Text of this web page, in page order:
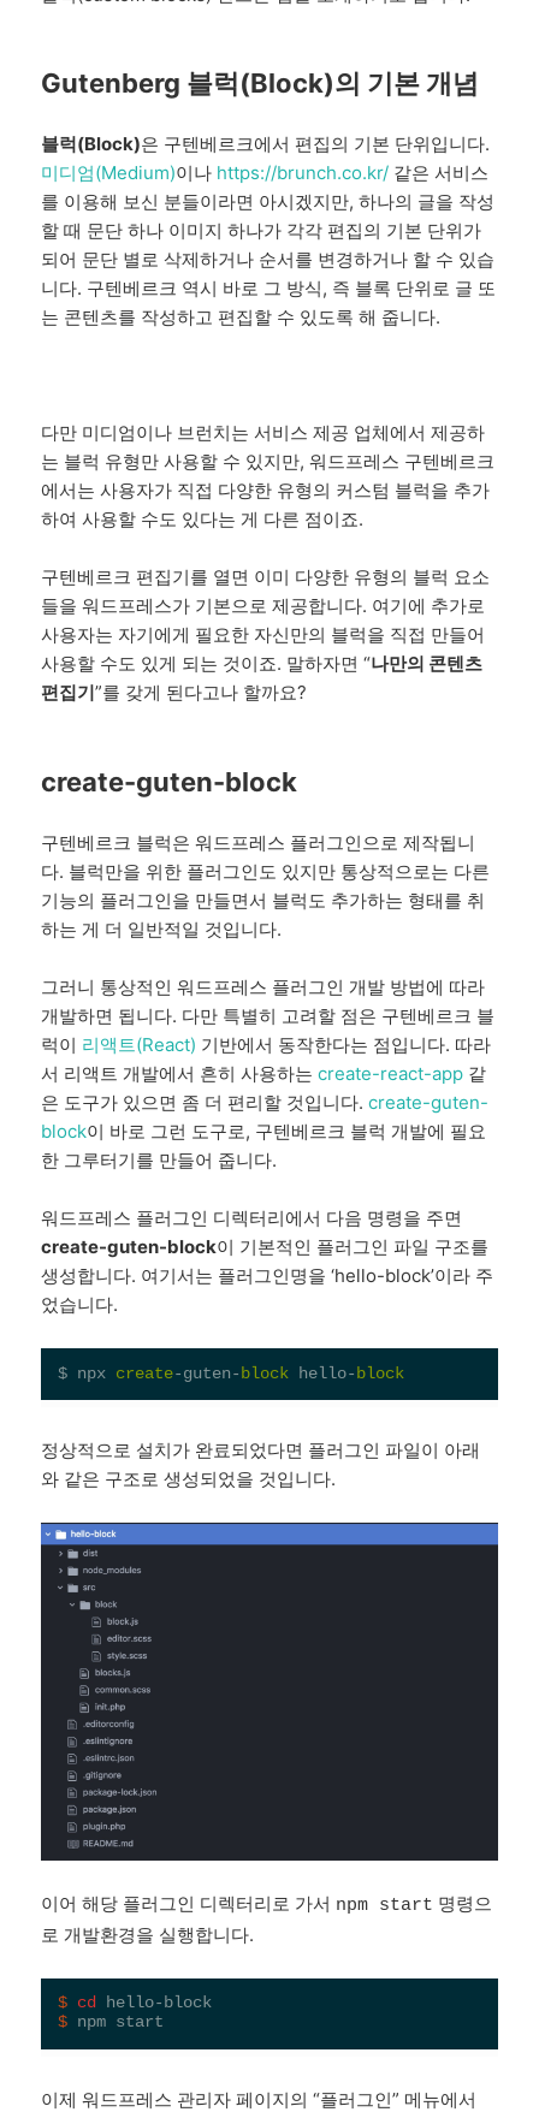
Gutenberg 블럭(Block)의 기본 개념
블럭(Block)은 구텐베르크에서 편집의 기본 단위입니다.
미디엄(Medium)이나 https://brunch.co.kr/ 같은 서비스
를 이용해 보신 분들이라면 아시겠지만, 하나의 글을 작성
할 때 문단 하나 이미지 하나가 각각 편집의 기본 단위가
되어 문단 별로 삭제하거나 순서를 변경하거나 할 수 있습
니다. 구텐베르크 역시 바로 그 방식, 즉 블록 단위로 글 또
는 콘텐츠를 작성하고 편집할 수 있도록 해 줍니다.
다만 미디엄이나 브런치는 서비스 제공 업체에서 제공하
는 블럭 유형만 사용할 수 있지만, 워드프레스 구텐베르크
에서는 사용자가 직접 다양한 유형의 커스텀 블럭을 추가
하여 사용할 수도 있다는 게 다른 점이죠.
구텐베르크 편집기를 열면 이미 다양한 유형의 블럭 요소
들을 워드프레스가 기본으로 제공합니다. 여기에 추가로
사용자는 자기에게 필요한 자신만의 블럭을 직접 만들어
사용할 수도 있게 되는 것이죠. 말하자면 “나만의 콘텐츠
편집기”를 갖게 된다고나 할까요?
create-guten-block
구텐베르크 블럭은 워드프레스 플러그인으로 제작됩니
다. 블럭만을 위한 플러그인도 있지만 통상적으로는 다른
기능의 플러그인을 만들면서 블럭도 추가하는 형태를 취
하는 게 더 일반적일 것입니다.
그러니 통상적인 워드프레스 플러그인 개발 방법에 따라
개발하면 됩니다. 다만 특별히 고려할 점은 구텐베르크 블
럭이 리액트(React) 기반에서 동작한다는 점입니다. 따라
서 리액트 개발에서 흔히 사용하는create-react-app 같
은 도구가 있으면 좀 더 편리할 것입니다.create-guten-
block이 바로 그런 도구로, 구텐베르크 블럭 개발에 필요
한 그루터기를 만들어 줍니다.
워드프레스 플러그인 디렉터리에서 다음 명령을 주면
create-guten-block이 기본적인 플러그인 파일 구조를
생성합니다. 여기서는 플러그인명을 ‘hello-block’이라 주
었습니다.
$ npx create-guten- block hello- block
정상적으로 설치가 완료되었다면 플러그인 파일이 아래
와 같은 구조로 생성되었을 것입니다.
이어 해당 플러그인 디렉터리로 가서 npm start 명령으
로 개발환경을 실행합니다.
$ cd hello-block
$ npm start
이제 워드프레스 관리자 페이지의 “플러그인” 메뉴에서